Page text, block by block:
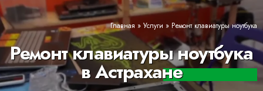
Главная » Услуги » Ремонт клавиатуры ноутбука
Ремонт клавиатуры ноутбука
в Астрахане